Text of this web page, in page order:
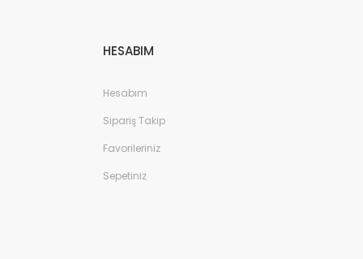
HESABIM
Hesabım
Sipariş Takip
Favorileriniz
Sepetiniz